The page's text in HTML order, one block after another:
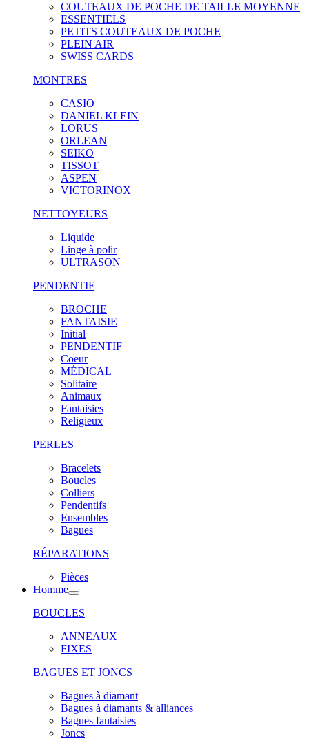
COUTEAUX DE POCHE DE TAILLE MOYENNE
ESSENTIELS
PETITS COUTEAUX DE POCHE
PLEIN AIR
SWISS CARDS
MONTRES
CASIO
DANIEL KLEIN
LORUS
ORLEAN
SEIKO
TISSOT
ASPEN
VICTORINOX
NETTOYEURS
Liquide
Linge à polir
ULTRASON
PENDENTIF
BROCHE
FANTAISIE
Initial
PENDENTIF
Coeur
MÉDICAL
Solitaire
Animaux
Fantaisies
Religieux
PERLES
Bracelets
Boucles
Colliers
Pendentifs
Ensembles
Bagues
RÉPARATIONS
Pièces
Homme
BOUCLES
ANNEAUX
FIXES
BAGUES ET JONCS
Bagues à diamant
Bagues à diamants & alliances
Bagues fantaisies
Joncs